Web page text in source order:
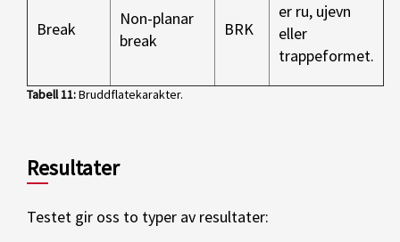
Break
Non-planar
break
BRK
er ru, ujevn
eller
trappeformet.
Tabell 11:Bruddflatekarakter.
Resultater
Testet gir oss to typer av resultater: